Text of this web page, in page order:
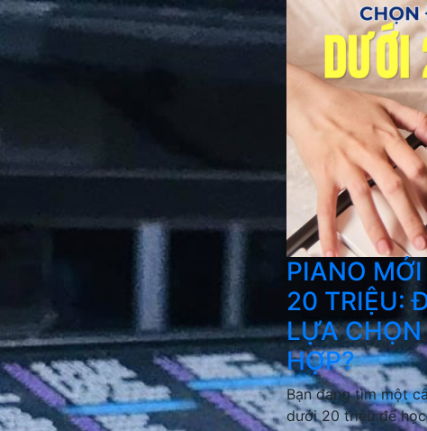
PIANO
20 TRIỆU:
LỰA CHỌN
HỢP?
Bạn đang tìm một
dưới 20 triệu để